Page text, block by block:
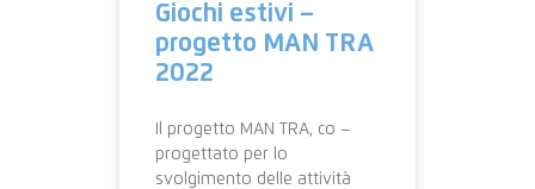
Giochi estivi –
progetto MAN TRA
2022
Il progetto MAN TRA, co –
progettato per lo
svolgimento delle attività